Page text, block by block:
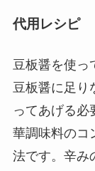
代用レシピ
豆板醤を使っ
豆板醤に足り
ってあげる必
華調味料のコ
法です。辛み